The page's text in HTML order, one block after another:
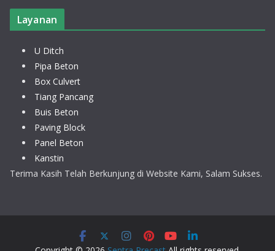
Layanan
U Ditch
Pipa Beton
Box Culvert
Tiang Pancang
Buis Beton
Paving Block
Panel Beton
Kanstin
Terima Kasih Telah Berkunjung di Website Kami, Salam Sukses.